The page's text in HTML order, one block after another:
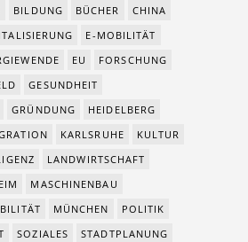
BILDUNG BÜCHER
CHINA
E-MOBILITÄT
EU
FORSCHUNG
GESUNDHEIT
GRÜNDUNG
HEIDELBERG
KARLSRUHE
KULTUR
LANDWIRTSCHAFT
MASCHINENBAU
MÜNCHEN
POLITIK
SOZIALES
STADTPLANUNG